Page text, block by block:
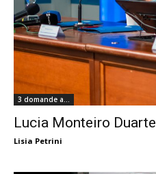
3 domande a...
Lucia Monteiro Duarte
Lisia Petrini